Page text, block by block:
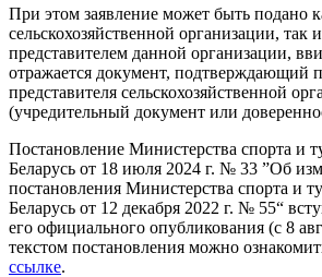
При этом заявление может быть подано
сельскохозяйственной организации, так
представителем данной организации,
отражается документ, подтверждающий
представителя сельскохозяйственной
(учредительный документ или
Постановление Министерства спорта и
Беларусь от 18 июля 2024 г. № 33 ”Об
постановления Министерства спорта и
Беларусь от 12 декабря 2022 г. № 55“
его официального опубликования (с 8
текстом постановления можно
ссылке.